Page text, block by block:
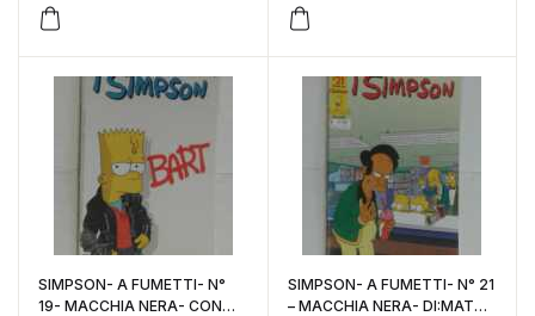
SIMPSON- A FUMETTI- N°
19- MACCHIA NERA- CON
SIMPSON- A FUMETTI- N° 21
– MACCHIA NERA- DI:MATT